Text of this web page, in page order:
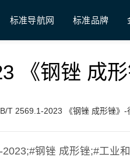
标准导航网 标准品牌
《钢锉 成
T 2569.1-2023 《钢锉 成形锉》-
钢锉 成形锉;#工业